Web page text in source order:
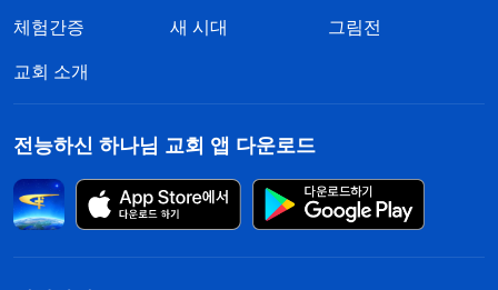
체험간증 새 시대 그림전
교회 소개
전능하신 하나님 교회 앱 다운로드